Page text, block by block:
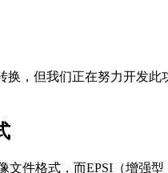
换，但我们正在努力开发此
文件格式，而EPSI（增强型